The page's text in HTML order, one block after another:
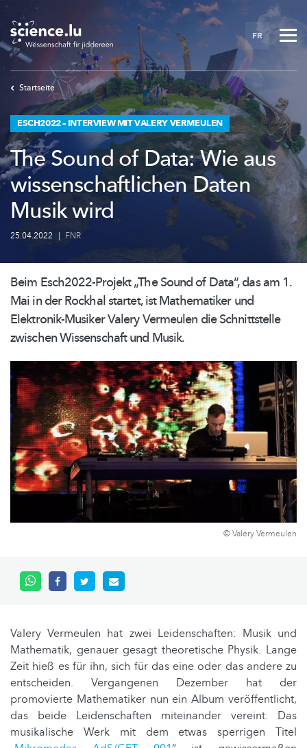
Skip
main
content
FR
Startseite
ESCH2022 – INTERVIEW MIT VALERY VERMEULEN
The Sound of Data: Wie aus
wissenschaftlichen Daten
Musik wird
25.04.2022 | FNR
Beim Esch2022-Projekt„The Sound of Data“, das am 1.
Mai in der Rockhal startet, ist Mathematiker und
Elektronik-MusikerValery Vermeulen die Schnittstelle
zwischen Wissenschaft und Musik.
© Valery Vermeulen
Valery Vermeulen hat zwei Leidenschaften: Musik und
Mathematik, genauer gesagt theoretische Physik. Lange
Zeit hieß es für ihn, sich für das eine oder das andere zu
entscheiden. Vergangenen Dezember hat der
promovierte Mathematiker nun ein Album veröffentlicht,
das beide Leidenschaften miteinander vereint. Das
musikalische Werk mit dem etwas sperrigen Titel